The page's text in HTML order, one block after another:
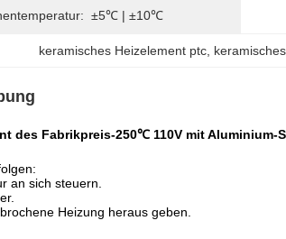
±5℃ | ±10℃
keramisches Heizelement ptc
des Fabrikpreis-250℃ 110V mit Aluminium-
an sich steuern.
Heizung heraus geben.